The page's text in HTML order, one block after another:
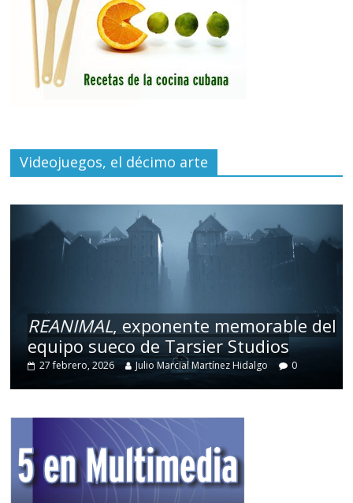
Videojuegos, el décimo arte
REANIMAL, exponente memorable del
equipo sueco de Tarsier Studios
27 febrero, 2026 Julio Marcial Martínez Hidalgo 0